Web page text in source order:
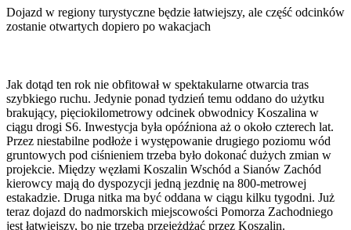
Bezpieczeństwo
Świat
Aktualności
Giełda
Surowce
Kredyty
Kryptowaluty
Twoje pieniądze
Notowania
Finanse osobiste
Waluty
Praca
Aktualności
Wynagrodzenia
Dojazd w regiony turystyczne będzie łatwiejszy, ale część odcinków
zostanie otwartych dopiero po wakacjach
Jak dotąd ten rok nie obfitował w spektakularne otwarcia tras
szybkiego ruchu. Jedynie ponad tydzień temu oddano do użytku
brakujący, pięciokilometrowy odcinek obwodnicy Koszalina w
ciągu drogi S6. Inwestycja była opóźniona aż o około czterech lat.
Przez niestabilne podłoże i występowanie drugiego poziomu wód
gruntowych pod ciśnieniem trzeba było dokonać dużych zmian w
projekcie. Między węzłami Koszalin Wschód a Sianów Zachód
kierowcy mają do dyspozycji jedną jezdnię na 800-metrowej
estakadzie. Druga nitka ma być oddana w ciągu kilku tygodni. Już
teraz dojazd do nadmorskich miejscowości Pomorza Zachodniego
jest łatwiejszy, bo nie trzeba przejeżdżać przez Koszalin.